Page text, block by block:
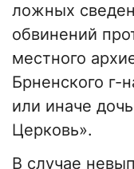
ложных
обвинений
местного
Брненского г-
или иначе
Церковь».
В случае